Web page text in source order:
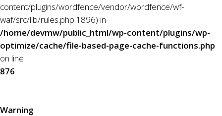
content/plugins/wordfence/vendor/wordfence/wf-
waf/src/lib/rules.php:1896) in
/home/devmw/public_html/wp-content/plugins/wp-
optimize/cache/file-based-page-cache-functions.php
on line
876
Warning